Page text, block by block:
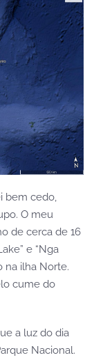
bem cedo,
O meu
de cerca de 16
e “Nga
na ilha Norte.
cume do
a luz do dia
Nacional.